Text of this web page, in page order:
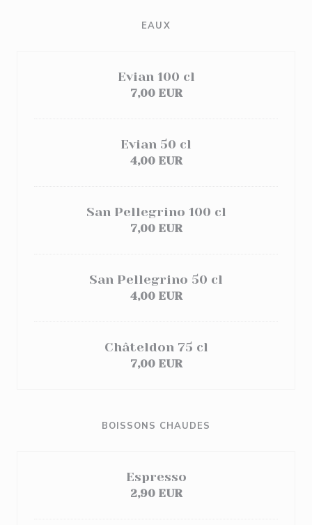
EAUX
Evian 100 cl
7,00 EUR
Evian 50 cl
4,00 EUR
San Pellegrino 100 cl
7,00 EUR
San Pellegrino 50 cl
4,00 EUR
Châteldon 75 cl
7,00 EUR
BOISSONS CHAUDES
Espresso
2,90 EUR